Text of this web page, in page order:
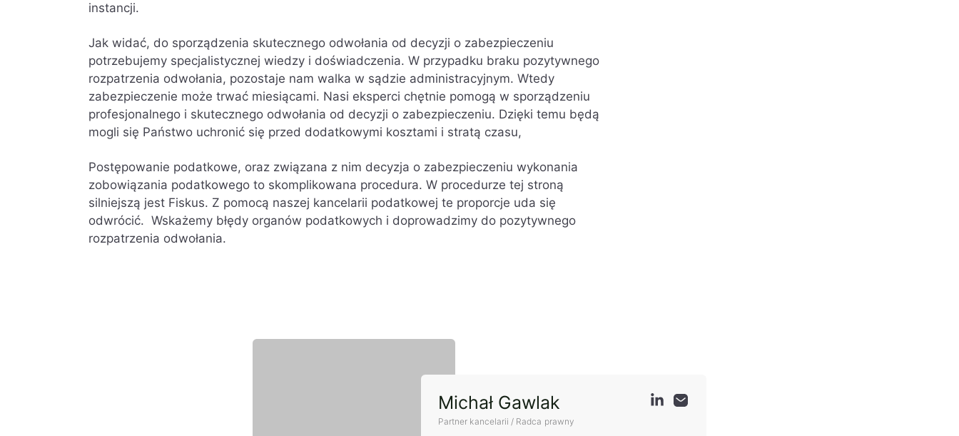
instancji.
Jak widać, do sporządzenia skutecznego odwołania od decyzji o zabezpieczeniu
potrzebujemy specjalistycznej wiedzy i doświadczenia. W przypadku braku pozytywnego
rozpatrzenia odwołania, pozostaje nam walka w sądzie administracyjnym. Wtedy
zabezpieczenie może trwać miesiącami. Nasi eksperci chętnie pomogą w sporządzeniu
profesjonalnego i skutecznego odwołania od decyzji o zabezpieczeniu. Dzięki temu będą
mogli się Państwo uchronić się przed dodatkowymi kosztami i stratą czasu,
Postępowanie podatkowe, oraz związana z nim decyzja o zabezpieczeniu wykonania
zobowiązania podatkowego to skomplikowana procedura. W procedurze tej stroną
silniejszą jest Fiskus. Z pomocą naszej kancelarii podatkowej te proporcje uda się
odwrócić. Wskażemy błędy organów podatkowych i doprowadzimy do pozytywnego
rozpatrzenia odwołania.
Michał Gawlak
Partner kancelarii / Radca prawny